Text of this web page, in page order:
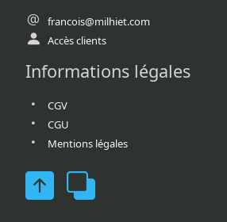
francois@milhiet.com
Accès clients
Informations légales
CGV
CGU
Mentions légales